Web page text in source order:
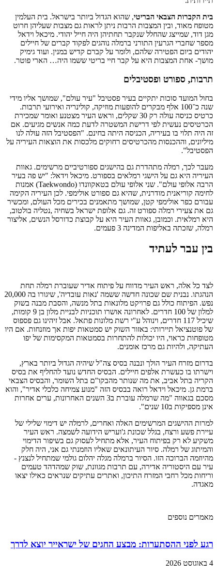
בית הקברות הצבאי הבריטי, שהוא הגדול ביותר בישראל. בית העלמין
מטופח מאוד, ובין המצבות הרבות ניתן לראות גם מצבות שעליהן חרוט
מגן דוד, שמייצג שהחלל שנקבר תחתיהן היה חייל יהודי. מיכאל וידאל
מספר שחברי הגרעין התורני ברמלה נוהגים לפקוד קברים של חיילים
יהודים ביום הפטירה שלהם, ולומר על קברם קדיש במנין. ועוד גימיק
מושך- אחת המצבות היא על קבר חיי בריטי ששמו היה… הארי פוטר.
תרבות, ספורט ופסטיבלים
בחול המועד סוכות יתקיים בעיר פסטיבל "עיר עולם", שמושך אליו מידי
שנה כ־100 אלף מבקרים להופעות מוזיקה, קולינריה ואירועי תרבות.
כרטיס כניסה עולה רק 30 שקלים, וראש העיר מצטנע ואומר שמכירת
הכרטיסים נעשית לפי דרישת המשטרה לדעת כמה אנשים מגיעים. אם
זה היה תלוי בו בעיריה, הכניסה היתה בחינם. "הפסטיבל הזה עולה לנו
מיליונים, וההכנסות מהכרטיסים רחוקים מלכסות את הוצאות העיריה על
הפסטיבל".
מעבר לכך, רמלה מתהדרת גם בהישגים ספורטיביים מרשימים. גאוות
העיריה היא גם על הישגי רמלאים בספורט. מיכאל וידאל: "יש פה בעיר
הרבה אלופי עולם". שני אלופי עולם בטאקוונדו (Taekwondo) אמנות
לחימה קוריאנית מודרנית, שהיא גם ספורט אולימפי. לכן העיריה הקימה
עבורם כפר אולימפי קטן, שמושך מתאמנים בכירים מכל העולם, ומכשיר
גם את צעירי רמלה ספורט זה. גם אלופת ישראל בשחיה ,נטליה בולטוב,
היא רמלאית. וכמובן, גאוות העיר היא על קבוצת כדורסל הנשים, אליצור
רמלה, שזכתה באליפות המדינה 3 פעמים.
בין עבר לעתיד
לצד כל אלה, ראש העיר מדווח על פיתוח אדיר שעוברת רמלה תחת
הנהגתו. נבנית שם שכונה חדשה ששמה 'נאות עובדיה', שיגורו בה 20,000
נפש. הפיתוח כולל גם פרויקט מלונאות בתל מנשה, והסבת מבנה בשוק
למלון של 100 חדרים. לאחרונה אושרו תוכניות לבניית מלון בן 9 קומות,
שיכיל 117 חדרים, וינוהל ע"י רשת מלונות פתאל. אבל זיהינו גם פספוס
של פוטנציאל תיירותי: באזור השוק יש סמטאות יפות אך מוזנחות. אם היו
מטופחות כראוי, היו יכולות להתחרות בסמטאות המקסימות של יפו
העתיקה, ולהיות גם מרכז אומנים.
בדרום מזרח העיר הולך ונבנה בסיס צה"ל שיהיה הגדול ביותר בארץ,
וישרתו בו כעשרת אלפים חיילים. הבסיס החדש נועד להחליף את בסיס
הקריה בתל אביב, את מה שנותר מהבקו"ם בתל השומר, והבסיס הצבאי
ברמת גן. מיכאל וידאל רואה בבסיס הזה "מנוע צמיחה כלכלי אדיר", והוא
מסכם בגאווה "מה שרמלה עוברת ב3 השנים האחרונות, ערים אחרות
אינן מספיקות ב10 שנים".
למרות ההישגים המרשימים האלה ואחרים, לרמלה יש דימוי שלילי של
עיירת פשע ורצח, בגלל שכונת ג'ועריש הידועה לשמצה. ראש העיר
משקיע לא רק בפיתוח העיר, אלא מתחיל לעסוק גם בשיפור הדימוי
והמיתוג של רמלה. סיור העיתונאים שאליו הוזמנתי גם אני, היה חלק
מהיוזמה הברוכה הזו. הסיור ברמלה מגלה יהלום גולמי שמתחיל לנצנץ -
עיר עם היסטוריה אדירה, עם תרבות מגוונת, שוק שמהדהד טעמים
וריחות מכל רחבי המזרח התיכון, ואתרים עתיקים שנראים כאילו יצאו
מאגדה.
מאמרים נוספים
רגע לפני ההסתערות: מבצע החגים של ישראייר יוצא לדרך
4 באוגוסט 2026